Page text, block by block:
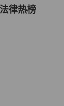
法律热榜